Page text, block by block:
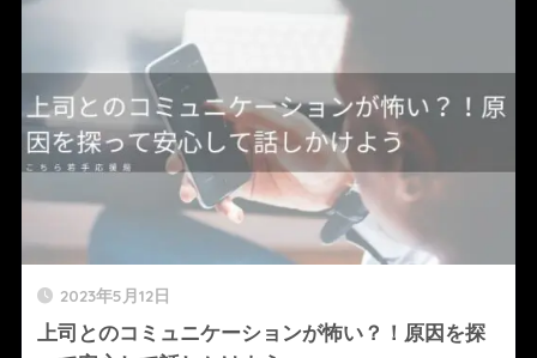
2023年5月12日
上司とのコミュニケーションが怖い？！原因を探